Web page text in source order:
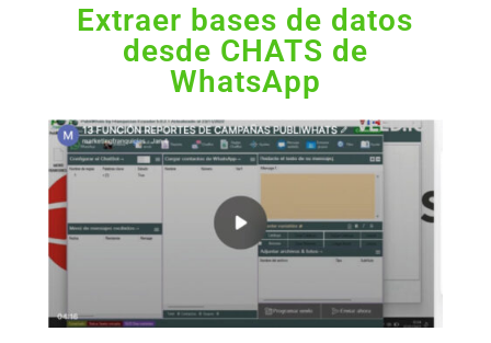
Extraer bases de datos
desde CHATS de
WhatsApp